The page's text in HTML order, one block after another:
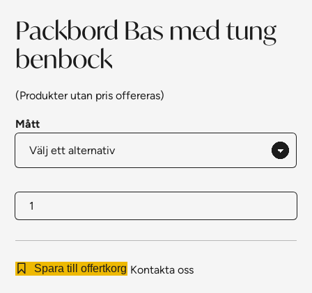
Packbord Bas med tung
benbock
(Produkter utan pris offereras)
Mått
Packbord
Bas
benbock
Spara till offertkorg Kontakta oss